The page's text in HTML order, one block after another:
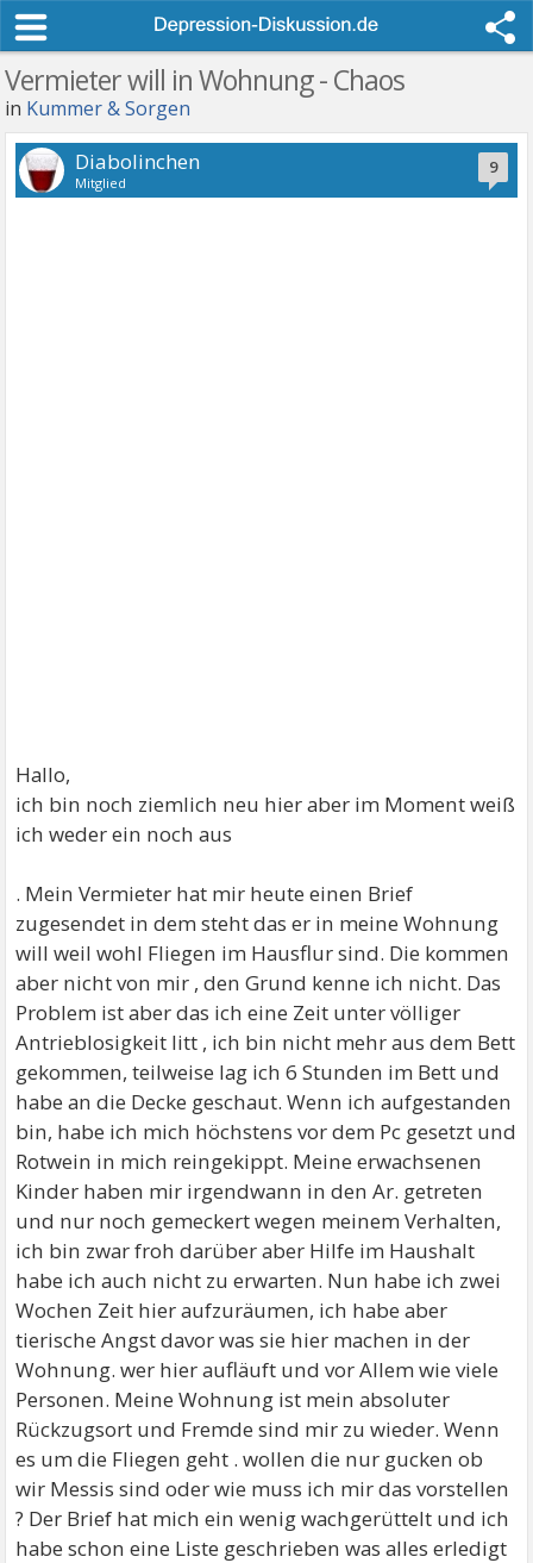
Vermieter will in Wohnung - Chaos
in Kummer & Sorgen
9
Diabolinchen
Mitglied
Hallo,
ich bin noch ziemlich neu hier aber im Moment weiß
ich weder ein noch aus
. Mein Vermieter hat mir heute einen Brief
zugesendet in dem steht das er in meine Wohnung
will weil wohl Fliegen im Hausflur sind. Die kommen
aber nicht von mir , den Grund kenne ich nicht. Das
Problem ist aber das ich eine Zeit unter völliger
Antrieblosigkeit litt , ich bin nicht mehr aus dem Bett
gekommen, teilweise lag ich 6 Stunden im Bett und
habe an die Decke geschaut. Wenn ich aufgestanden
bin, habe ich mich höchstens vor dem Pc gesetzt und
Rotwein in mich reingekippt. Meine erwachsenen
Kinder haben mir irgendwann in den Ar. getreten
und nur noch gemeckert wegen meinem Verhalten,
ich bin zwar froh darüber aber Hilfe im Haushalt
habe ich auch nicht zu erwarten. Nun habe ich zwei
Wochen Zeit hier aufzuräumen, ich habe aber
tierische Angst davor was sie hier machen in der
Wohnung. wer hier aufläuft und vor Allem wie viele
Personen. Meine Wohnung ist mein absoluter
Rückzugsort und Fremde sind mir zu wieder. Wenn
es um die Fliegen geht . wollen die nur gucken ob
wir Messis sind oder wie muss ich mir das vorstellen
? Der Brief hat mich ein wenig wachgerüttelt und ich
habe schon eine Liste geschrieben was alles erledigt